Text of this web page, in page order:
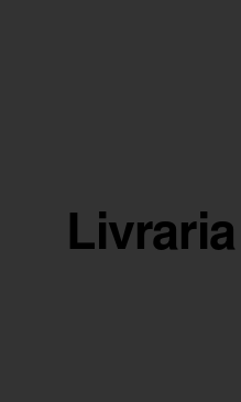
Livraria